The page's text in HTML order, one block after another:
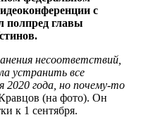
с
полпред главы
несоответствий,
устранить все
2020 года, но почему-то
(на фото). Он
к 1 сентября.